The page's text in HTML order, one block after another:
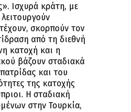
Ισχυρά κράτη, με
σκορπούν τον
από τη διεθνή
κατοχή και η
βάζουν σταδιακά
και του
της κατοχής
Η σταδιακή
στην Τουρκία,